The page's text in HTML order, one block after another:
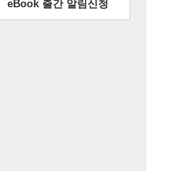
eBook 출간 알림신청